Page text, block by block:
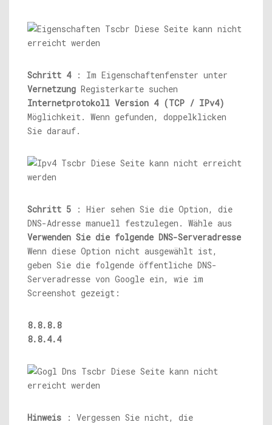
Schritt 4: Im Eigenschaftenfenster unter
Vernetzung Registerkarte suchen
Internetprotokoll Version 4 (TCP / IPv4)
Möglichkeit. Wenn gefunden, doppelklicken
Sie darauf.
Schritt 5 : Hier sehen Sie die Option, die
DNS-Adresse manuell festzulegen. Wähle aus
Verwenden Sie die folgende DNS-Serveradresse
Wenn diese Option nicht ausgewählt ist,
geben Sie die folgende öffentliche DNS-
Serveradresse von Google ein, wie im
Screenshot gezeigt:
8.8.8.8
8.8.4.4
Hinweis : Vergessen Sie nicht, die